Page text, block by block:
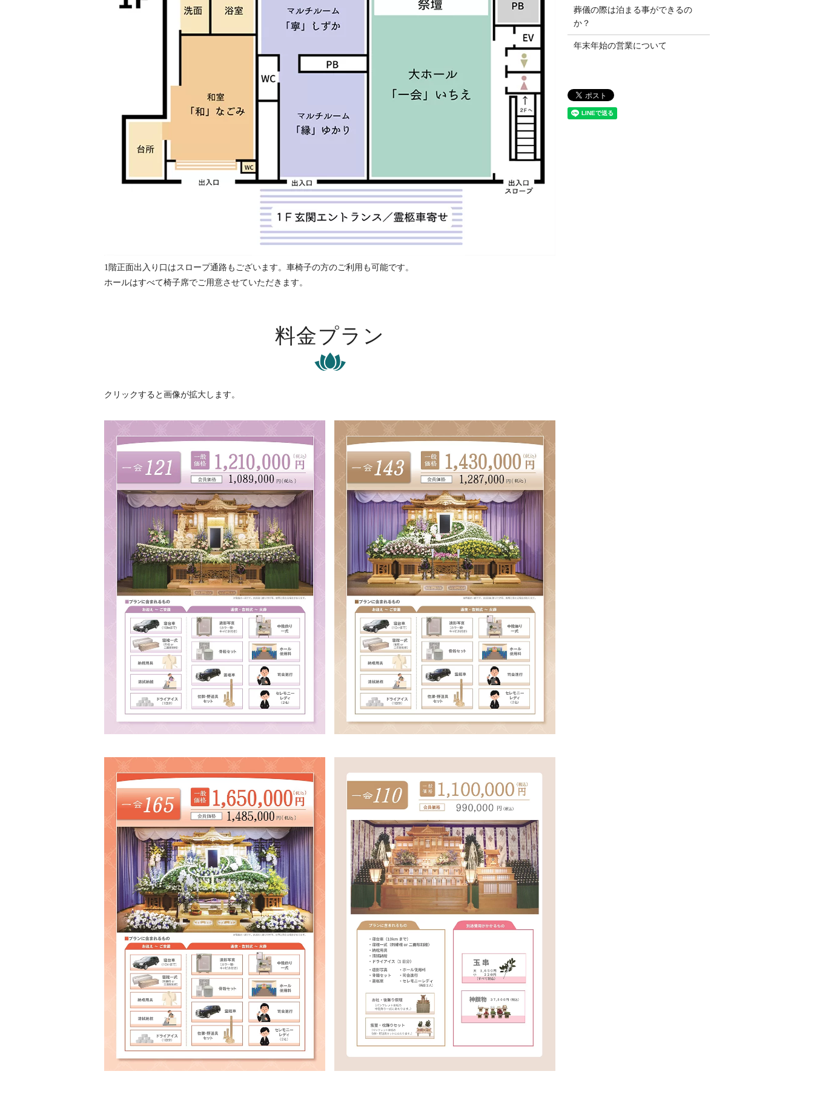
1階正面出入り口はスロープ通路もございます。車椅子の方のご利用も可能です。
ホールはすべて椅子席でご用意させていただきます。
料金プラン
クリックすると画像が拡大します。
葬儀の際は泊まる事ができるの
か？
年末年始の営業について